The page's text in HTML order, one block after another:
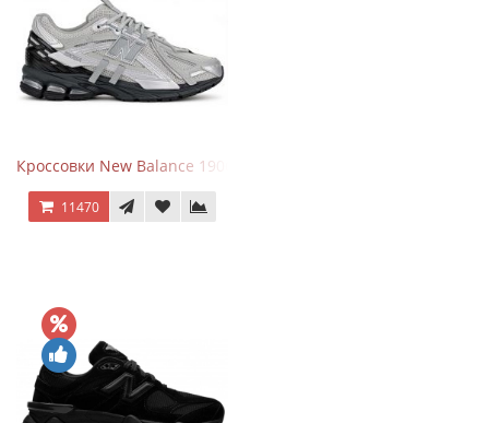
Кроссовки New Balance 1906 Black Silver Metallic
11470